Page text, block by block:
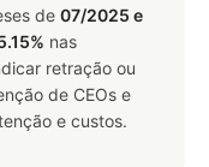
de 07/2025 e
nas
retração ou
de CEOs e
e custos.